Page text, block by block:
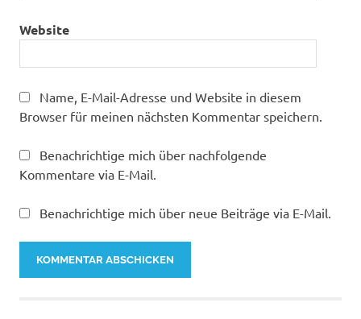
Website
Name, E-Mail-Adresse und Website in diesem
Browser für meinen nächsten Kommentar speichern.
Benachrichtige mich über nachfolgende
Kommentare via E-Mail.
Benachrichtige mich über neue Beiträge via E-Mail.